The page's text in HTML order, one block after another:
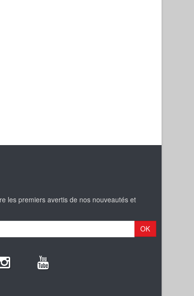
les premiers avertis de nos nouveautés et
OK